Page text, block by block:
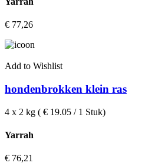
€ 77,26
Add to Wishlist
hondenbrokken klein ras
4 x 2 kg ( € 19.05 / 1 Stuk)
Yarrah
€ 76,21